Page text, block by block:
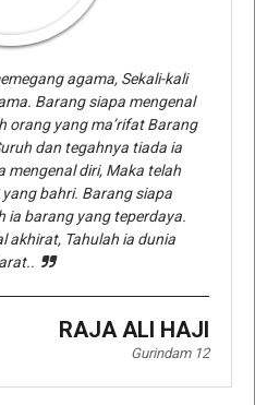
agama, Sekali-kali
Barang siapa mengenal
orang yang ma’rifat Barang
dan tegahnya tiada ia
mengenal diri, Maka telah
bahri. Barang siapa
ia barang yang teperdaya.
akhirat, Tahulah ia dunia
RAJA ALI HAJI
Gurindam 12